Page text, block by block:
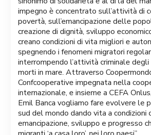
impegno è concentrato sull’attività di
povertà, sull’emancipazione delle
creazione di dignità, sviluppo
creano condizioni di vita migliori e
spegnendo i fenomeni migratori
interrompendo l’attività criminale
morti in mare. Attraverso
Confcooperative impegnata nella
internazionale, e insieme a CEFA
Emil Banca vogliamo fare evolvere le
sud del mondo dando vita a condizioni
emancipazione, sviluppo e progresso